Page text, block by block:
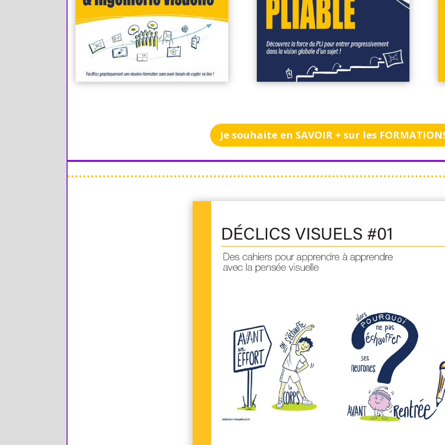
Je souhaite en SAVOIR + sur les